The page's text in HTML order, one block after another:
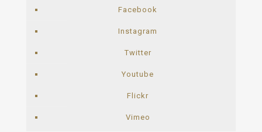
Facebook
Instagram
Twitter
Youtube
Flickr
Vimeo